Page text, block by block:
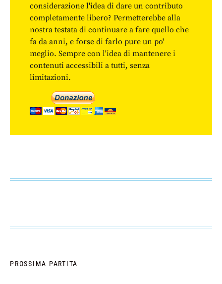
considerazione l'idea di dare un contributo
completamente libero? Permetterebbe alla
nostra testata di continuare a fare quello che
fa da anni, e forse di farlo pure un po'
meglio. Sempre con l'idea di mantenere i
contenuti accessibili a tutti, senza
limitazioni.
PROSSIMA PARTITA